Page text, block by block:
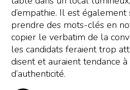
d’empathie. Il est
prendre des mots-clés en
copier le verbatim de la
les candidats feraient trop
disent et auraient tendance
d’authenticité.